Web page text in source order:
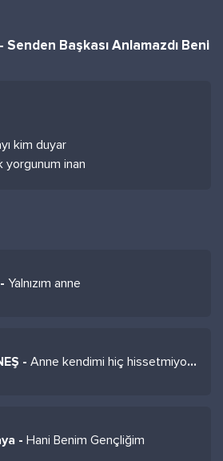
Senden Başkası Anlamazdı Beni
kim duyar
yorgunum inan
Yalnızım anne
- Anne kendimi hiç hissetmiyorum bu aralar
- Hani Benim Gençliğim